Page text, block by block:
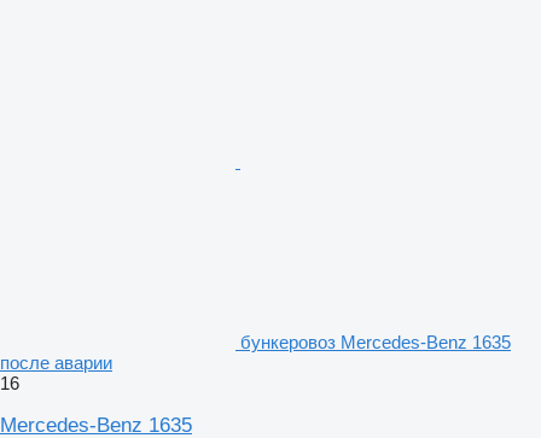
бункеровоз Mercedes-Benz 1635
после аварии
16
Mercedes-Benz 1635